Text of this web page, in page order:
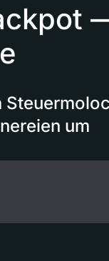
um